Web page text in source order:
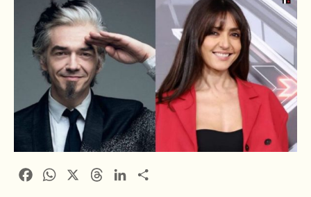
FacebookWhatsApp ThreadsLinkedIn